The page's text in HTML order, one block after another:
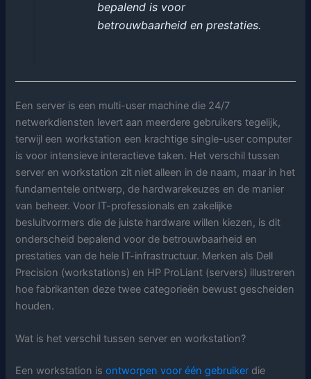
bepalend is voor
betrouwbaarheid en prestaties.
Een server is een multi-user machine die 24/7
netwerkdiensten levert aan meerdere gebruikers tegelijk,
terwijl een workstation een krachtige single-user computer
is voor intensieve interactieve taken. Het verschil tussen
server en workstation zit niet alleen in de naam, maar in het
fundamentele ontwerp, de hardwarekeuzes en de manier
van beheer. Voor IT-professionals en zakelijke
besluitvormers die de juiste hardware willen kiezen, is dit
onderscheid bepalend voor de betrouwbaarheid en
prestaties van de hele IT-infrastructuur. Merken als Dell
Precision (workstations) en HP ProLiant (servers) illustreren
hoe fabrikanten deze twee categorieën bewust gescheiden
houden.
Wat is het verschil tussen server en workstation?
Een workstation isontworpen voor één gebruiker die